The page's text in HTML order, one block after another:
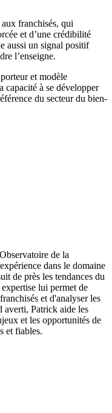
franchisés, qui
et d’une crédibilité
aussi un signal positif
l’enseigne.
et modèle
capacité à se développer
du secteur du bien-
de la
dans le domaine
de près les tendances du
lui permet de
et d'analyser les
averti, Patrick aide les
et les opportunités de
et fiables.